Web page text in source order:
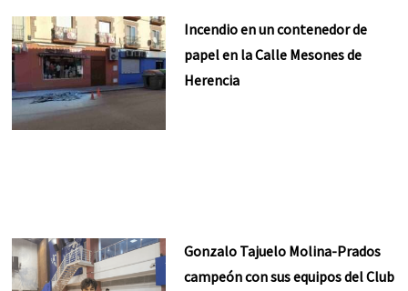
Incendio en un contenedor de
papel en la Calle Mesones de
Herencia
Gonzalo Tajuelo Molina-Prados
campeón con sus equipos del Club